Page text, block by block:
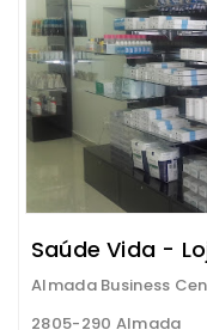
Saúde Vida -
Almada Business
2805-290 Almada